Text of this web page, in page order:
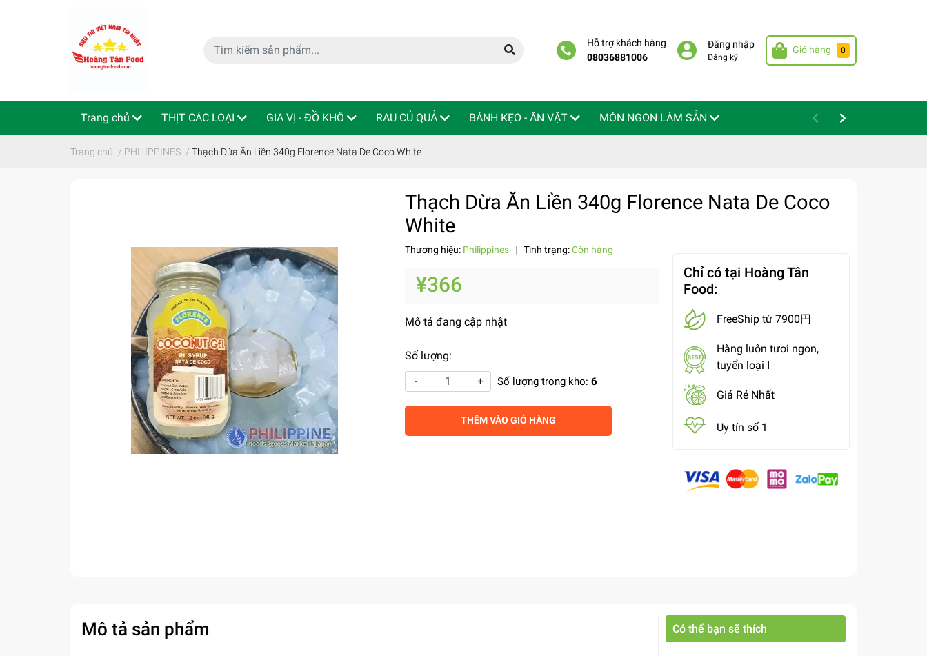
Hỗ trợ khách hàng
08036881006
Đăng nhập
Đăng ký
Giỏ hàng 0
Trang chủ THỊT CÁC LOẠI GIA VỊ - ĐỒ KHÔ RAU CỦ QUẢ BÁNH KẸO - ĂN VẶT MÓN NGON LÀM SẴN
特定商取引法 Indo - ThaiLan
Trang chủ / PHILIPPINES / Thạch Dừa Ăn Liền 340g Florence Nata De Coco White
Thạch Dừa Ăn Liền 340g Florence Nata De Coco
White
Thương hiệu: Philippines | Tình trạng:Còn hàng
¥366
Mô tả đang cập nhật
Số lượng:
-
+ Số lượng trong kho: 6
THÊM VÀO GIỎ HÀNG
Chỉ có tại Hoàng Tân
Food:
FreeShip từ 7900円
Hàng luôn tươi ngon,
tuyển loại I
Giá Rẻ Nhất
Uy tín số 1
Mô tả sản phẩm Có thể bạn sẽ thích